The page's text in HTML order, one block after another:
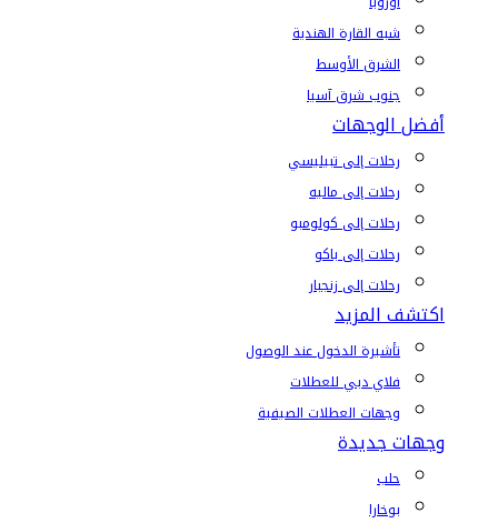
شبه القارة الهندية
الشرق الأوسط
جنوب شرق آسيا
أفضل الوجهات
رحلات إلى تبيليسي
رحلات إلى ماليه
رحلات إلى كولومبو
رحلات إلى باكو
رحلات إلى زنجبار
اكتشف المزيد
تأشيرة الدخول عند الوصول
فلاي دبي للعطلات
وجهات العطلات الصيفية
وجهات جديدة
حلب
بوخارا